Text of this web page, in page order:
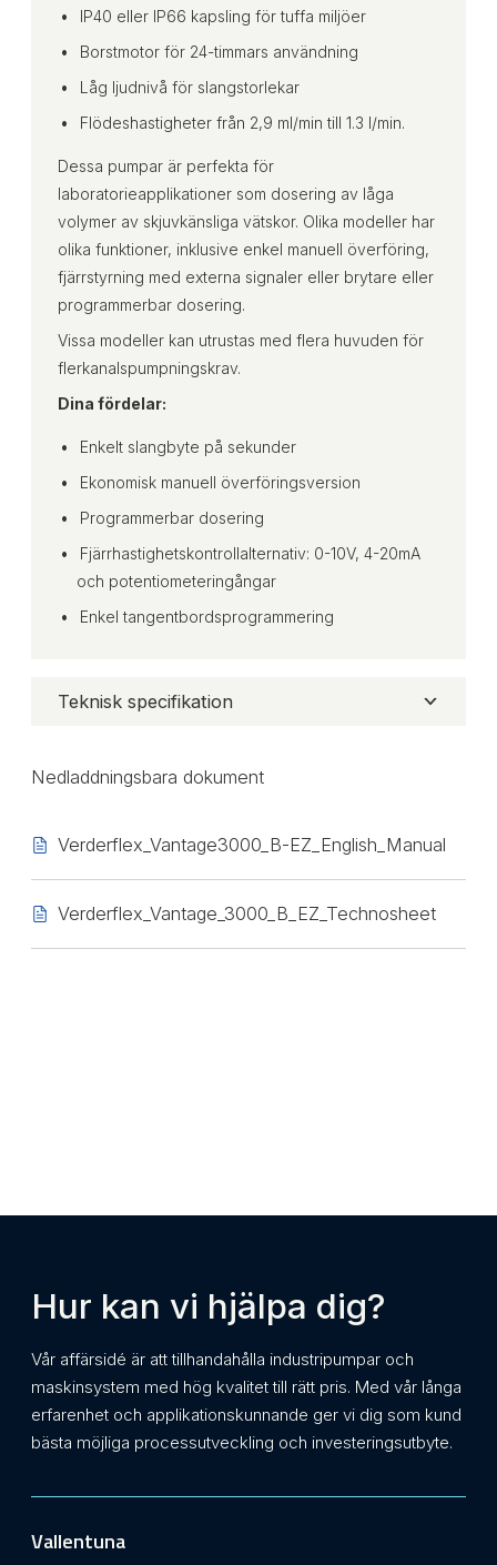
IP40 eller IP66 kapsling för tuffa miljöer
Borstmotor för 24-timmars användning
Låg ljudnivå för slangstorlekar
Flödeshastigheter från 2,9 ml/min till 1.3 l/min.
Dessa pumpar är perfekta för
laboratorieapplikationer som dosering av låga
volymer av skjuvkänsliga vätskor. Olika modeller har
olika funktioner, inklusive enkel manuell överföring,
fjärrstyrning med externa signaler eller brytare eller
programmerbar dosering.
Vissa modeller kan utrustas med flera huvuden för
flerkanalspumpningskrav.
Dina fördelar:
Enkelt slangbyte på sekunder
Ekonomisk manuell överföringsversion
Programmerbar dosering
Fjärrhastighetskontrollalternativ: 0-10V, 4-20mA
och potentiometeringångar
Enkel tangentbordsprogrammering
Teknisk specifikation
Nedladdningsbara dokument
Verderflex_Vantage3000_B-EZ_English_Manual
Verderflex_Vantage_3000_B_EZ_Technosheet
Hur kan vi hjälpa dig?
Vår affärsidé är att tillhandahålla industripumpar och
maskinsystem med hög kvalitet till rätt pris. Med vår långa
erfarenhet och applikationskunnande ger vi dig som kund
bästa möjliga processutveckling och investeringsutbyte.
Vallentuna